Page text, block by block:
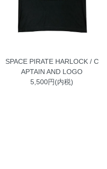
SPACE PIRATE HARLOCK / C
APTAIN AND LOGO
5,500円(内税)